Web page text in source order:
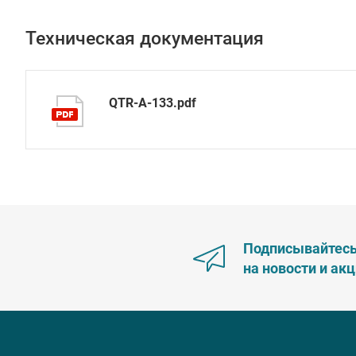
Техническая документация
QTR-A-133.pdf
на новости и